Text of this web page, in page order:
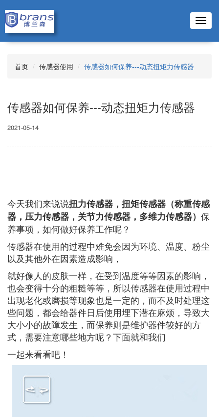
首页 传感器使用 传感器如何保养---动态扭矩力传感器
传感器如何保养---动态扭矩力传感器
2021-05-14
今天我们来说说扭力传感器，扭矩传感器（称重传感
器，压力传感器，关节力传感器，多维力传感器） 保
养事项，如何做好保养工作呢？
传感器在使用的过程中难免会因为环境、温度、粉尘
以及其他外在因素造成影响，
就好像人的皮肤一样，在受到温度等等因素的影响，
也会变得十分的粗糙等等，所以传感器在使用过程中
出现老化或磨损等现象也是一定的，而不及时处理这
些问题，都会给器件日后使用埋下潜在麻烦，导致大
大小小的故障发生，而保养则是维护器件较好的方
式，需要注意哪些地方呢？下面就和我们
一起来看看吧！